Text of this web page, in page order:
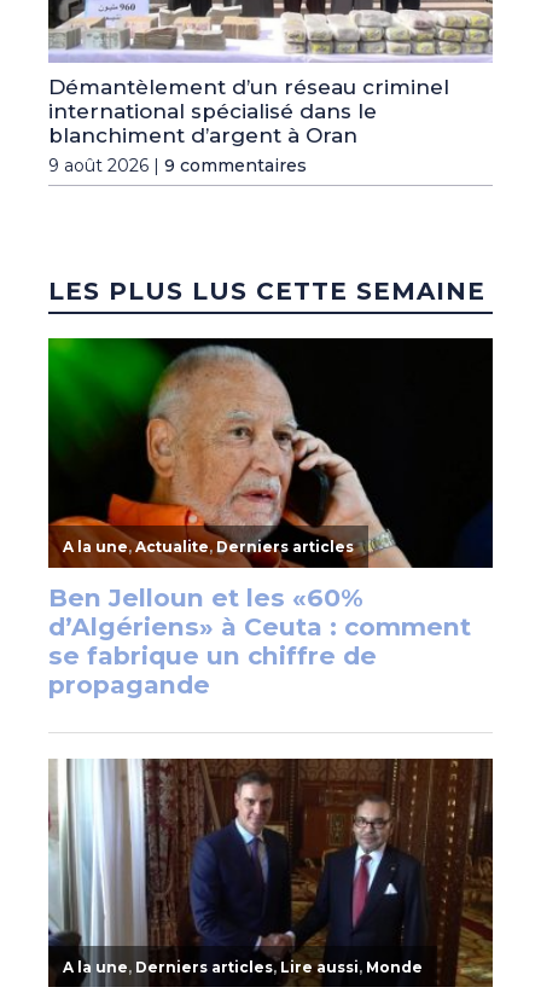
Démantèlement d’un réseau criminel
international spécialisé dans le
blanchiment d’argent à Oran
9 août 2026 | 9 commentaires
LES PLUS LUS CETTE SEMAINE